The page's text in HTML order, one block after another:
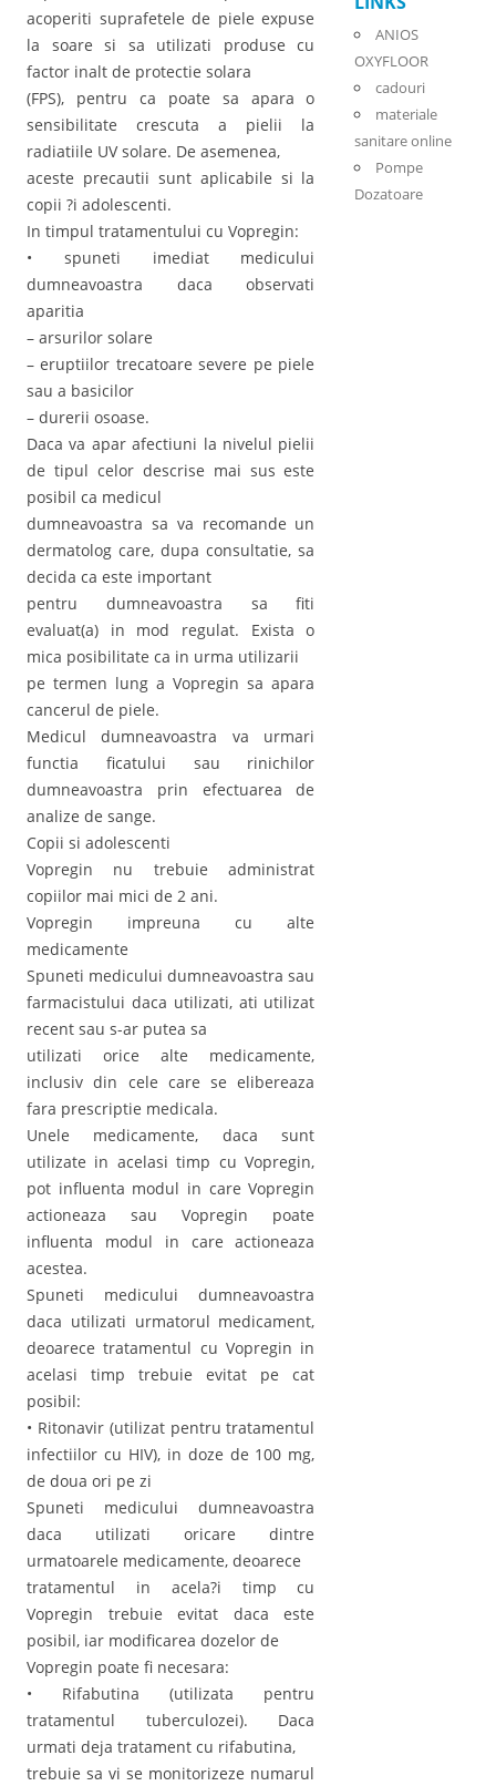
acoperiti suprafetele de piele expuse
la soare si sa utilizati produse cu
factor inalt de protectie solara
(FPS), pentru ca poate sa apara o
sensibilitate crescuta a pielii la
radiatiile UV solare. De asemenea,
aceste precautii sunt aplicabile si la
copii ?i adolescenti.
In timpul tratamentului cu Vopregin:
• spuneti imediat medicului
dumneavoastra daca observati
aparitia
– arsurilor solare
– eruptiilor trecatoare severe pe piele
sau a basicilor
– durerii osoase.
Daca va apar afectiuni la nivelul pielii
de tipul celor descrise mai sus este
posibil ca medicul
dumneavoastra sa va recomande un
dermatolog care, dupa consultatie, sa
decida ca este important
pentru dumneavoastra sa fiti
evaluat(a) in mod regulat. Exista o
mica posibilitate ca in urma utilizarii
pe termen lung a Vopregin sa apara
cancerul de piele.
Medicul dumneavoastra va urmari
functia ficatului sau rinichilor
dumneavoastra prin efectuarea de
analize de sange.
Copii si adolescenti
Vopregin nu trebuie administrat
copiilor mai mici de 2 ani.
Vopregin impreuna cu alte
medicamente
Spuneti medicului dumneavoastra sau
farmacistului daca utilizati, ati utilizat
recent sau s-ar putea sa
utilizati orice alte medicamente,
inclusiv din cele care se elibereaza
fara prescriptie medicala.
Unele medicamente, daca sunt
utilizate in acelasi timp cu Vopregin,
pot influenta modul in care Vopregin
actioneaza sau Vopregin poate
influenta modul in care actioneaza
acestea.
Spuneti medicului dumneavoastra
daca utilizati urmatorul medicament,
deoarece tratamentul cu Vopregin in
acelasi timp trebuie evitat pe cat
posibil:
• Ritonavir (utilizat pentru tratamentul
infectiilor cu HIV), in doze de 100 mg,
de doua ori pe zi
Spuneti medicului dumneavoastra
daca utilizati oricare dintre
urmatoarele medicamente, deoarece
tratamentul in acela?i timp cu
Vopregin trebuie evitat daca este
posibil, iar modificarea dozelor de
Vopregin poate fi necesara:
• Rifabutina (utilizata pentru
tratamentul tuberculozei). Daca
urmati deja tratament cu rifabutina,
trebuie sa vi se monitorizeze numarul
ANIOS
OXYFLOOR
cadouri
materiale
sanitare online
Pompe
Dozatoare